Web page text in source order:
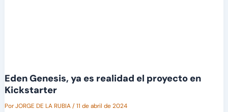
Eden Genesis, ya es realidad el proyecto en
Kickstarter
PorJORGE DE LA RUBIA/11 de abril de 2024